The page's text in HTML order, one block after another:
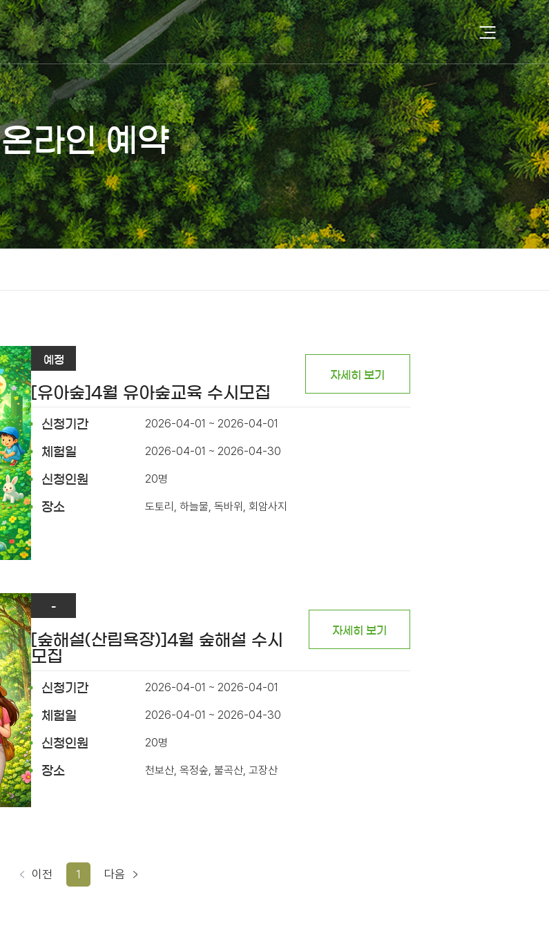
온라인 예약
예정
[유아숲]4월 유아숲교육 수시모집
자세히 보기
신청기간 2026-04-01 ~ 2026-04-01
체험일 2026-04-01 ~ 2026-04-30
신청인원 20명
장소 도토리, 하늘물, 독바위, 회암사지
-
[숲해설(산림욕장)]4월 숲해설 수시
모집
자세히 보기
신청기간 2026-04-01 ~ 2026-04-01
체험일 2026-04-01 ~ 2026-04-30
신청인원 20명
장소 천보산, 옥정숲, 불곡산, 고장산
이전 1 다음